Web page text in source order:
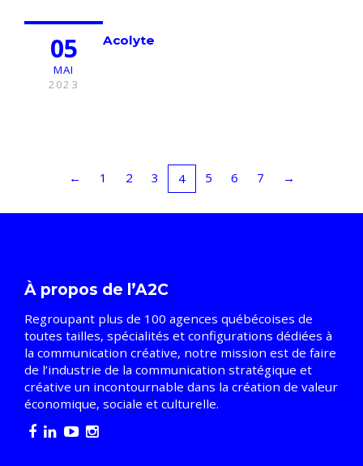
05
MAI
2023
Acolyte
← 1 2 3 4 5 6 7 →
À propos de l’A2C
Regroupant plus de 100 agences québécoises de
toutes tailles, spécialités et configurations dédiées à
la communication créative, notre mission est de faire
de l’industrie de la communication stratégique et
créative un incontournable dans la création de valeur
économique, sociale et culturelle.